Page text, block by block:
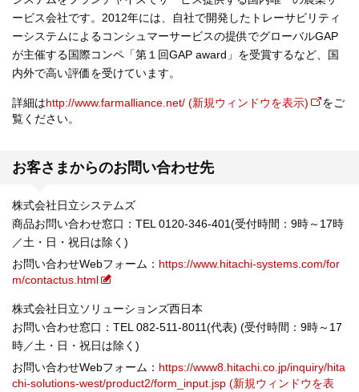
ービス会社です。2012年には、自社で開発したトレーサビリティ
ーシステムによるコンシュマーサービスの提供でグローバルGAP
が主催する国際コンペ「第１回GAP award」を受賞するなど、国
内外で高い評価を受けています。
詳細はhttp://www.farmalliance.net/ (新規ウィンドウを表示)
をご
覧ください。
お客さまからのお問い合わせ先
株式会社日立システムズ
商品お問い合わせ窓口：TEL 0120-346-401(受付時間：9時～17時
／土・日・祝日は除く)
お問い合わせWebフォーム： https://www.hitachi-systems.com/for
m/contactus.html
株式会社日立ソリューションズ西日本
お問い合わせ窓口：TEL 082-511-8011(代表) (受付時間：9時～17
時／土・日・祝日は除く)
お問い合わせWebフォーム： https://www8.hitachi.co.jp/inquiry/hita
chi-solutions-west/product2/form_input.jsp (新規ウィンドウを表